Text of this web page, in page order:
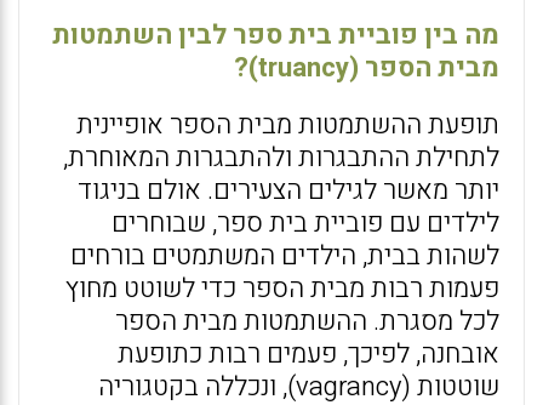
מה בין פוביית בית ספר לבין השתמטות
מבית הספר (truancy)?
תופעת ההשתמטות מבית הספר אופיינית
לתחילת ההתבגרות ולהתבגרות המאוחרת,
יותר מאשר לגילים הצעירים. אולם בניגוד
לילדים עם פוביית בית ספר, שבוחרים
לשהות בבית, הילדים המשתמטים בורחים
פעמות רבות מבית הספר כדי לשוטט מחוץ
לכל מסגרת. ההשתמטות מבית הספר
אובחנה, לפיכך, פעמים רבות כתופעת
שוטטות (vagrancy), ונכללה בקטגוריה